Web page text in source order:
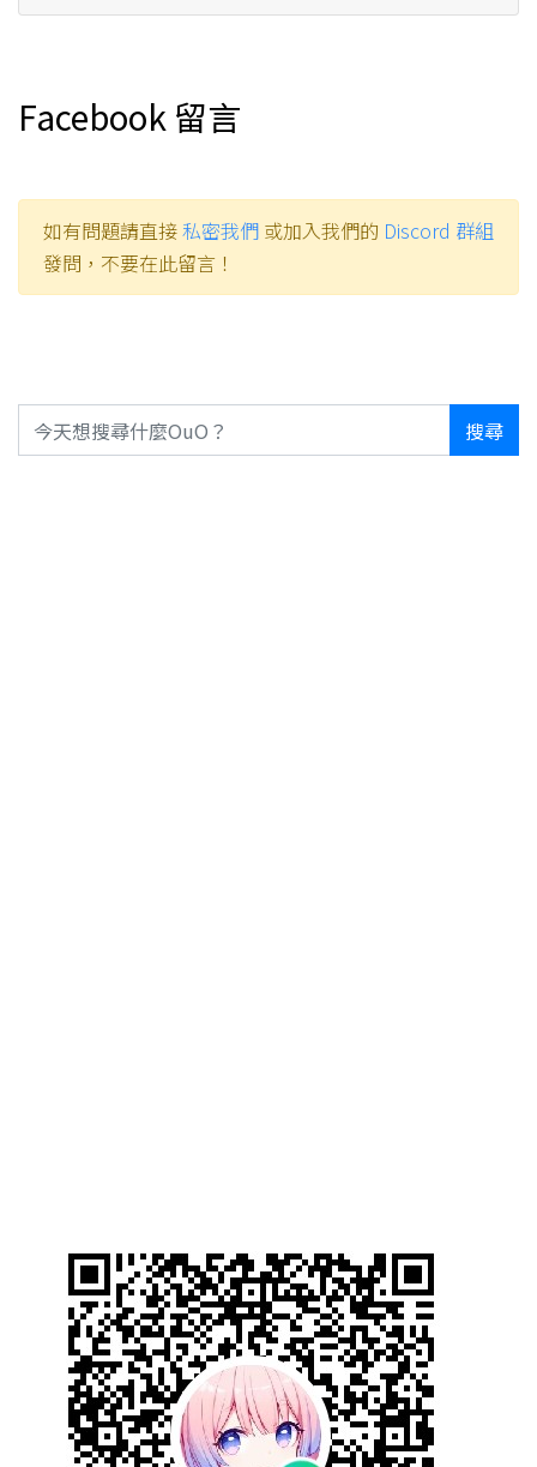
Facebook 留言
如有問題請直接私密我們 或加入我們的 Discord 群組
發問，不要在此留言！
搜尋